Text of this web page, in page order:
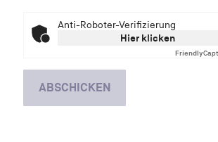
Anti-Roboter-Verifizierung
Hier klicken
Friendly
ABSCHICKEN